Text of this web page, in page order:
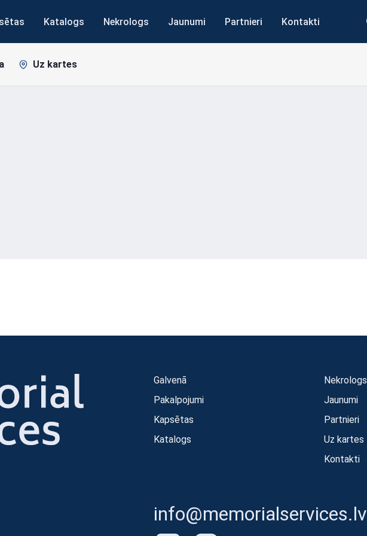
Katalogs Nekrologs Jaunumi Partnieri Kontakti
Uz kartes
Galvenā
Pakalpojumi
Kapsētas
Katalogs
Nekrologs
Jaunumi
Partnieri
Uz kartes
Kontakti
info@memorialservices.lv